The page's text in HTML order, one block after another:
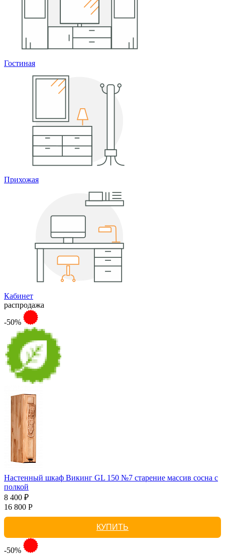
Гостиная
Прихожая
Кабинет
распродажа
-50%
Настенный шкаф Викинг GL 150 №7 старение массив сосна с
полкой
8 400 ₽
16 800 Р
КУПИТЬ
-50%